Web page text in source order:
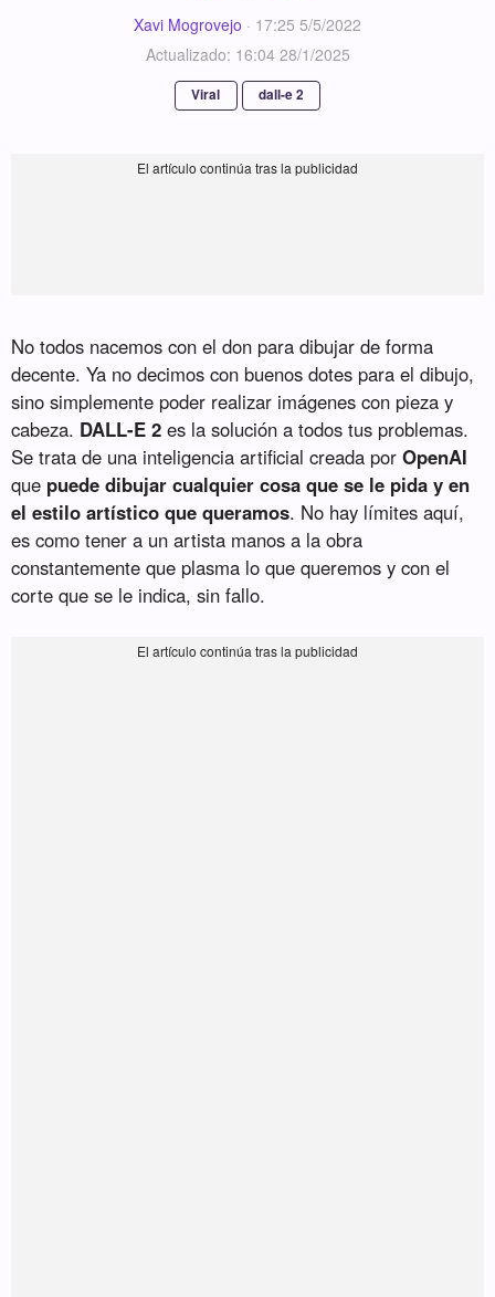
Xavi Mogrovejo · 17:25 5/5/2022
Actualizado: 16:04 28/1/2025
Viral dall-e 2
No todos nacemos con el don para dibujar de forma
decente. Ya no decimos con buenos dotes para el dibujo,
sino simplemente poder realizar imágenes con pieza y
cabeza. DALL-E 2 es la solución a todos tus problemas.
Se trata de una inteligencia artificial creada porOpenAI
que puede dibujar cualquier cosa que se le pida y en
el estilo artístico que queramos. No hay límites aquí,
es como tener a un artista manos a la obra
constantemente que plasma lo que queremos y con el
corte que se le indica, sin fallo.